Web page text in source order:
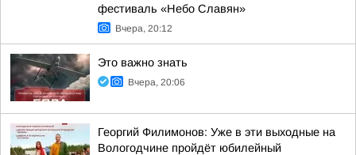
фестиваль «Небо Славян»
Вчера, 20:12
Это важно знать
Вчера, 20:06
Георгий Филимонов: Уже в эти выходные на
Вологодчине пройдёт юбилейный